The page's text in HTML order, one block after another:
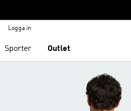
Logga in
Sporter Outlet